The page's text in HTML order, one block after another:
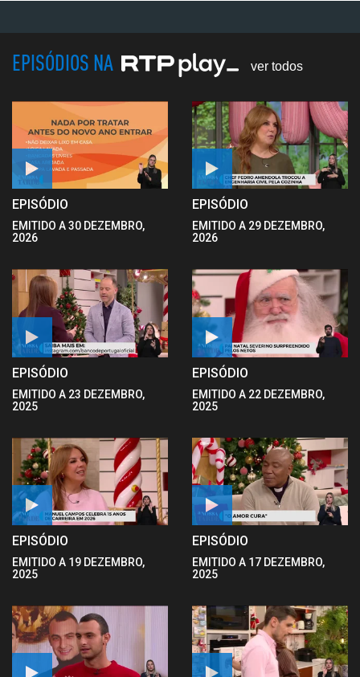
EPISÓDIOS NA ver todos
EPISÓDIO
EMITIDO A 30 DEZEMBRO,
2026
EPISÓDIO
EMITIDO A 29 DEZEMBRO,
2026
EPISÓDIO
EMITIDO A 23 DEZEMBRO,
2025
EPISÓDIO
EMITIDO A 22 DEZEMBRO,
2025
EPISÓDIO
EMITIDO A 19 DEZEMBRO,
2025
EPISÓDIO
EMITIDO A 17 DEZEMBRO,
2025